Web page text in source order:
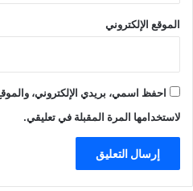
الموقع الإلكتروني
احفظ اسمي، بريدي الإلكتروني،
لاستخدامها المرة المقبلة في تعليقي.